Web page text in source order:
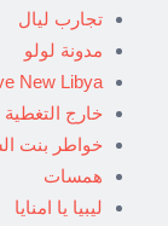
تجارب ليال
مدونة لولو
New Libya
خارج التغطية
خواطر بنت
همسات
ليبيا يا امنايا